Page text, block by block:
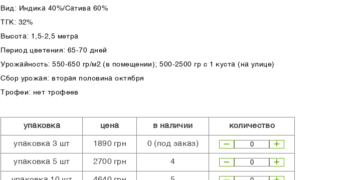
Вид: Индика 40%/Сатива 60%
ТГК: 32%
Высота: 1,5-2,5 метра
Период цветения: 65-70 дней
Урожайность: 550-650 гр/м2 (в помещении); 500-2500 гр с 1 куста (на улице)
Сбор урожая: вторая половина октября
Трофеи: нет трофеев
упаковка цена в наличии количество
упаковка 3 шт 1890 грн 0 (под заказ)
упаковка 5 шт 2700 грн 4